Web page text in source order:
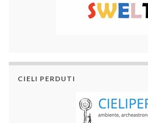
CIELI PERDUTI